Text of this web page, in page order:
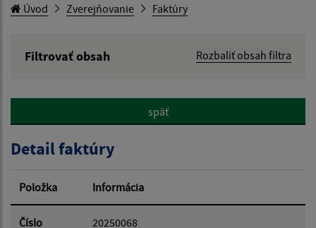
Úvod Zverejňovanie Faktúry
Filtrovať obsah
Rozbaliť obsah filtra
Hľadať v:
Dátum od:
späť
Detail faktúry
Položka Informácia
Číslo
20250068